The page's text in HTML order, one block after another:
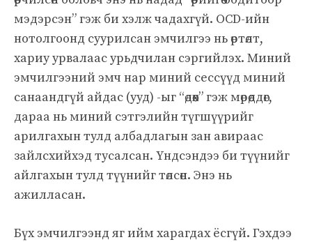
мэдэрсэн” гэж би хэлж чадахгүй. OCD-ийн
нотолгоонд суурилсан эмчилгээ нь өртөлт,
хариу урвалаас урьдчилан сэргийлэх. Миний
эмчилгээний эмч нар миний сессүүд миний
санаандгүй айдас (ууд) -ыг “өдөөх” гэж мөрөөддөг,
дараа нь миний сэтгэлийн түгшүүрийг
арилгахын тулд албадлагын зан авираас
зайлсхийхэд тусалсан. Үндсэндээ би түүнийг
айлгахын тулд түүнийг төлсөн. Энэ нь
ажилласан.
Бүх эмчилгээнд яг ийм харагдах ёсгүй. Гэхдээ